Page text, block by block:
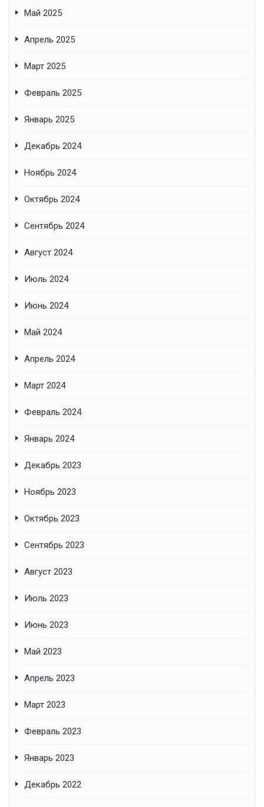
Май 2025
Апрель 2025
Март 2025
Февраль 2025
Январь 2025
Декабрь 2024
Ноябрь 2024
Октябрь 2024
Сентябрь 2024
Август 2024
Июль 2024
Июнь 2024
Май 2024
Апрель 2024
Март 2024
Февраль 2024
Январь 2024
Декабрь 2023
Ноябрь 2023
Октябрь 2023
Сентябрь 2023
Август 2023
Июль 2023
Июнь 2023
Май 2023
Апрель 2023
Март 2023
Февраль 2023
Январь 2023
Декабрь 2022